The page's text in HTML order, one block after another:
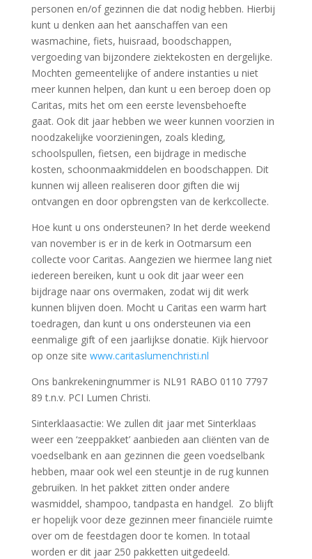
personen en/of gezinnen die dat nodig hebben. Hierbij
kunt u denken aan het aanschaffen van een
wasmachine, fiets, huisraad, boodschappen,
vergoeding van bijzondere ziektekosten en dergelijke.
Mochten gemeentelijke of andere instanties u niet
meer kunnen helpen, dan kunt u een beroep doen op
Caritas, mits het om een eerste levensbehoefte
gaat. Ook dit jaar hebben we weer kunnen voorzien in
noodzakelijke voorzieningen, zoals kleding,
schoolspullen, fietsen, een bijdrage in medische
kosten, schoonmaakmiddelen en boodschappen. Dit
kunnen wij alleen realiseren door giften die wij
ontvangen en door opbrengsten van de kerkcollecte.
Hoe kunt u ons ondersteunen? In het derde weekend
van november is er in de kerk in Ootmarsum een
collecte voor Caritas. Aangezien we hiermee lang niet
iedereen bereiken, kunt u ook dit jaar weer een
bijdrage naar ons overmaken, zodat wij dit werk
kunnen blijven doen. Mocht u Caritas een warm hart
toedragen, dan kunt u ons ondersteunen via een
eenmalige gift of een jaarlijkse donatie. Kijk hiervoor
op onze site www.caritaslumenchristi.nl
Ons bankrekeningnummer is NL91 RABO 0110 7797
89 t.n.v. PCI Lumen Christi.
Sinterklaasactie: We zullen dit jaar met Sinterklaas
weer een ‘zeeppakket’ aanbieden aan cliënten van de
voedselbank en aan gezinnen die geen voedselbank
hebben, maar ook wel een steuntje in de rug kunnen
gebruiken. In het pakket zitten onder andere
wasmiddel, shampoo, tandpasta en handgel. Zo blijft
er hopelijk voor deze gezinnen meer financiële ruimte
over om de feestdagen door te komen. In totaal
worden er dit jaar 250 pakketten uitgedeeld.